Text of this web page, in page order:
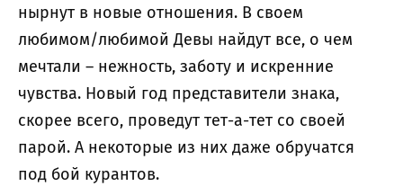
нырнут в новые отношения. В своем
любимом/любимой Девы найдут все, о чем
мечтали – нежность, заботу и искренние
чувства. Новый год представители знака,
скорее всего, проведут тет-а-тет со своей
парой. А некоторые из них даже обручатся
под бой курантов.